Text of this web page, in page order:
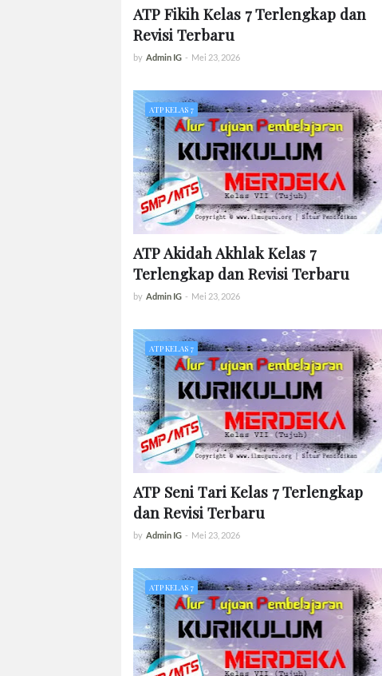
ATP Fikih Kelas 7 Terlengkap dan
Revisi Terbaru
by Admin IG - Mei 23, 2026
ATP KELAS 7
ATP Akidah Akhlak Kelas 7
Terlengkap dan Revisi Terbaru
by Admin IG - Mei 23, 2026
ATP KELAS 7
ATP Seni Tari Kelas 7 Terlengkap
dan Revisi Terbaru
by Admin IG - Mei 23, 2026
ATP KELAS 7